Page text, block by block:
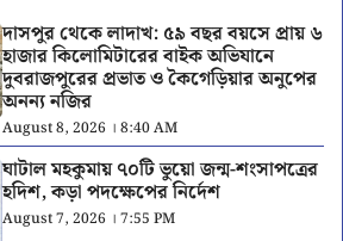
দাসপুর থেকে লাদাখ: ৫৯ বছর বয়সে প্রায় ৬
হাজার কিলোমিটারের বাইক অভিযানে
দুবরাজপুরের প্রভাত ও কৈগেড়িয়ার অনুপের
অনন্য নজির
August 8, 2026 । 8:40 AM
ঘাটাল মহকুমায় ৭০টি ভুয়ো জন্ম-শংসাপত্রের
হদিশ, কড়া পদক্ষেপের নির্দেশ
August 7, 2026 । 7:55 PM